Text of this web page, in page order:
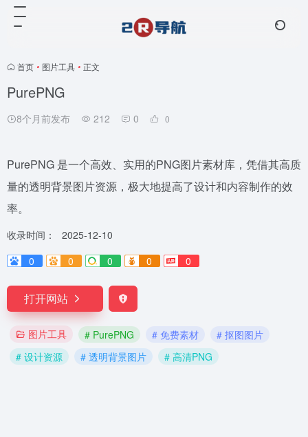
首页 • 图片工具 • 正文
PurePNG
8个月前发布 212 0 0
PurePNG 是一个高效、实用的PNG图片素材库，凭借其高质
量的透明背景图片资源，极大地提高了设计和内容制作的效
率。
收录时间：
2025-12-10
0
0 0 0 0
打开网站
图片工具 # PurePNG # 免费素材
# 抠图图片
# 设计资源
# 透明背景图片 # 高清PNG